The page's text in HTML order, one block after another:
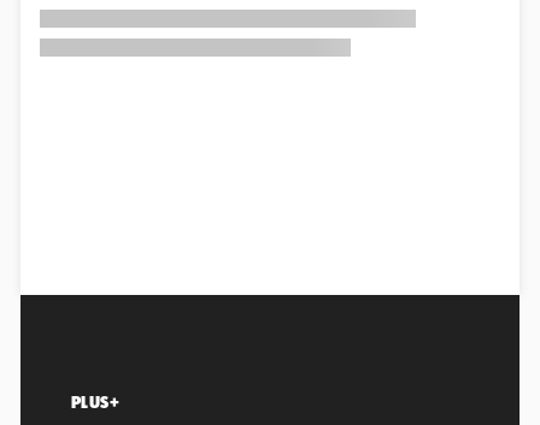
PLUS+